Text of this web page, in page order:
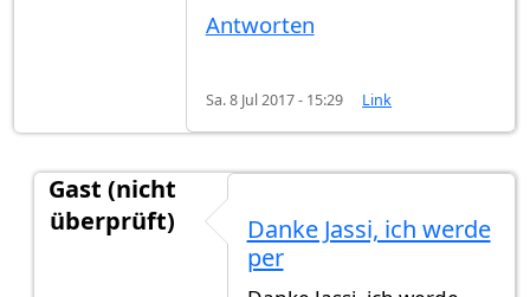
Antworten
Sa. 8 Jul 2017 - 15:29 Link
Gast (nicht
überprüft)
Ich habe im April 2016vonGast
Danke Jassi, ich werde
per